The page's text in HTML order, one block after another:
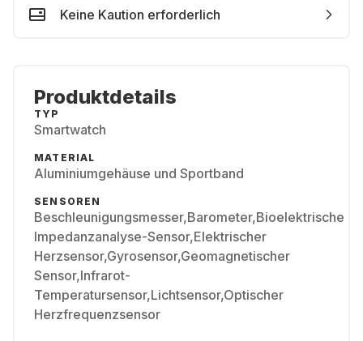
Keine Kaution erforderlich
Produktdetails
TYP
Smartwatch
MATERIAL
Aluminiumgehäuse und Sportband
SENSOREN
Beschleunigungsmesser,Barometer,Bioelektrische
Impedanzanalyse-Sensor,Elektrischer
Herzsensor,Gyrosensor,Geomagnetischer
Sensor,Infrarot-
Temperatursensor,Lichtsensor,Optischer
Herzfrequenzsensor